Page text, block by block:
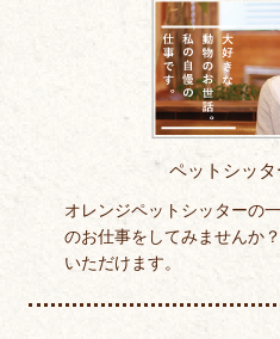
ペットシッ
オレンジペットシッターの
のお仕事をしてみませんか
いただけます。